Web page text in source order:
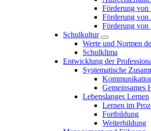
Förderung von
Förderung von
Förderung
Schulkultur
Werte und Normen
Schulklima
Entwicklung der
Systematische
Gemeinsames
Lebenslanges Lernen
Lernen im
Fortbildung
Weiterbildung